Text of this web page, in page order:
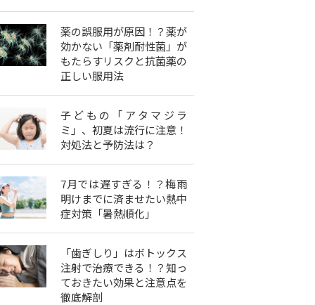
薬の誤服用が原因！？薬が
効かない「薬剤耐性菌」が
もたらすリスクと抗菌薬の
正しい服用法
子どもの「アタマジラ
ミ」、初夏は流行に注意！
対処法と予防法は？
7月では遅すぎる！？梅雨
明けまでに済ませたい熱中
症対策「暑熱順化」
「歯ぎしり」はボトックス
注射で治療できる！？知っ
ておきたい効果と注意点を
徹底解剖